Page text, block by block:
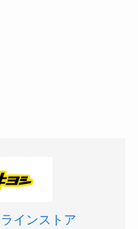
インストア